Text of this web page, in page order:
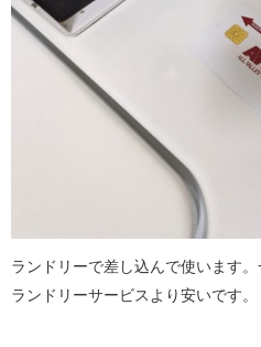
ランドリーで差し込んで使います
ランドリーサービスより安いです。